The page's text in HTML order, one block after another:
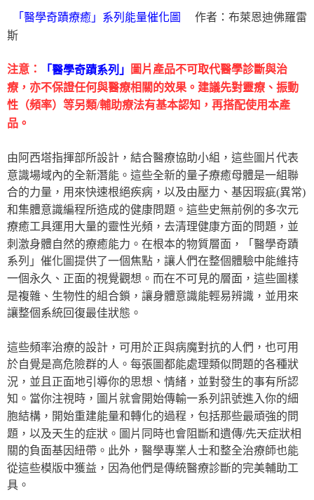
「醫學奇蹟療癒」系列能量催化圖
作者：布萊恩迪佛羅雷
斯
注意： 「醫學奇蹟系列」
圖片產品不可取代醫學診斷與治
療，亦不保證任何與醫療相關的效果。建議先對靈療、振動
性（頻率）等另類/輔助療法有基本認知，再搭配使用本產
品。
由阿西塔指揮部所設計，結合醫療協助小組，這些圖片代表
意識場域內的全新潛能。這些全新的量子療癒母體是一組聯
合的力量，用來快速根絕疾病，以及由壓力、基因瑕疵(異常)
和集體意識編程所造成的健康問題。這些史無前例的多次元
療癒工具運用大量的靈性光頻，去清理健康方面的問題，並
刺激身體自然的療癒能力。在根本的物質層面，「醫學奇蹟
系列」催化圖提供了一個焦點，讓人們在整個體驗中能維持
一個永久、正面的視覺觀想。而在不可見的層面，這些圖樣
是複雜、生物性的組合鎖，讓身體意識能輕易辨識，並用來
讓整個系統回復最佳狀態。
這些頻率治療的設計，可用於正與病魔對抗的人們，也可用
於自覺是高危險群的人。每張圖都能處理類似問題的各種狀
況，並且正面地引導你的思想、情緒，並對發生的事有所認
知。當你注視時，圖片就會開始傳輸一系列訊號進入你的細
胞結構，開始重建能量和轉化的過程，包括那些最頑強的問
題，以及天生的症狀。圖片同時也會阻斷和遺傳/先天症狀相
關的負面基因紐帶。此外，醫學專業人士和整全治療師也能
從這些模版中獲益，因為他們是傳統醫療診斷的完美輔助工
具。